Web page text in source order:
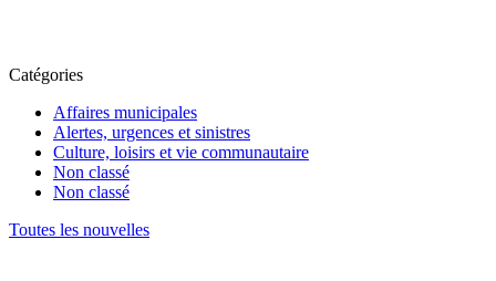
Catégories
Affaires municipales
Alertes, urgences et sinistres
Culture, loisirs et vie communautaire
Non classé
Non classé
Toutes les nouvelles